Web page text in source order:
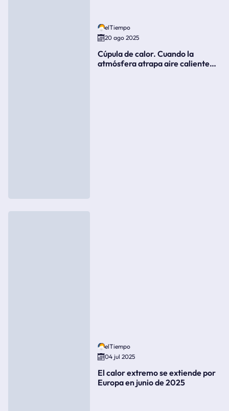
elTiempo
20 ago 2025
Cúpula de calor. Cuando la
atmósfera atrapa aire caliente
elTiempo
04 jul 2025
El calor extremo se extiende por
Europa en junio de 2025